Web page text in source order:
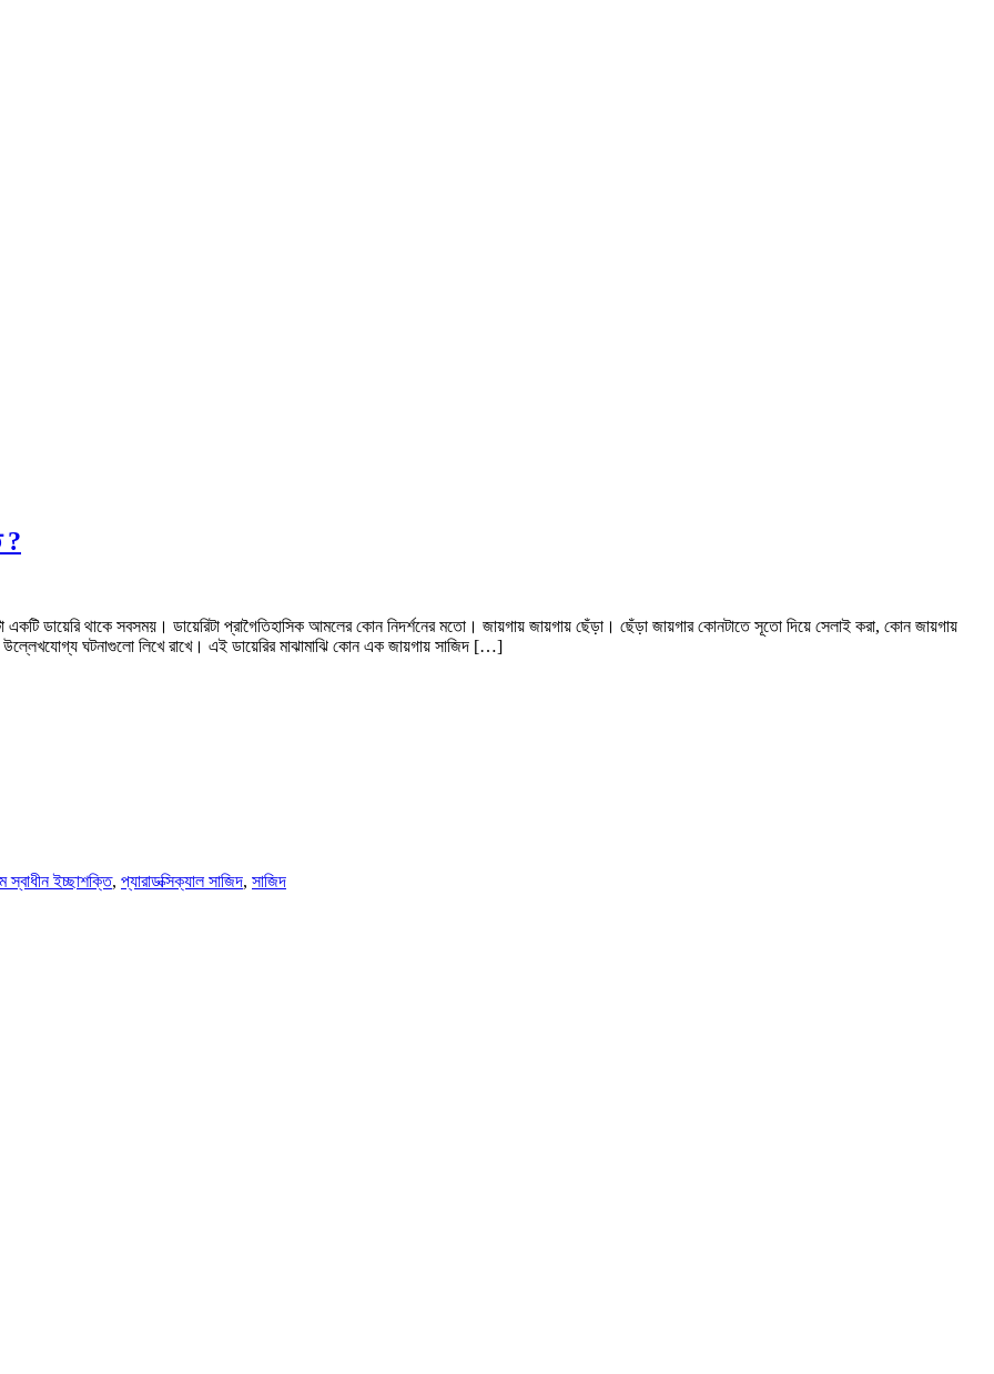
History, Health, Suggestion etc. Which can be very helpful for daily life.
?
একটি ডায়েরি থাকে সবসময়। ডায়েরিটা প্রাগৈতিহাসিক আমলের কোন নিদর্শনের মতো। জায়গায় জায়গায় ছেঁড়া। ছেঁড়া জায়গার কোনটাতে সূতো দিয়ে সেলাই করা, কোন জায়গায়
ঘটনাগুলো লিখে রাখে। এই ডায়েরির মাঝামাঝি কোন এক জায়গায় সাজিদ […]
স্বাধীন ইচ্ছাশক্তি, প্যারাডক্সিক্যাল সাজিদ, সাজিদ